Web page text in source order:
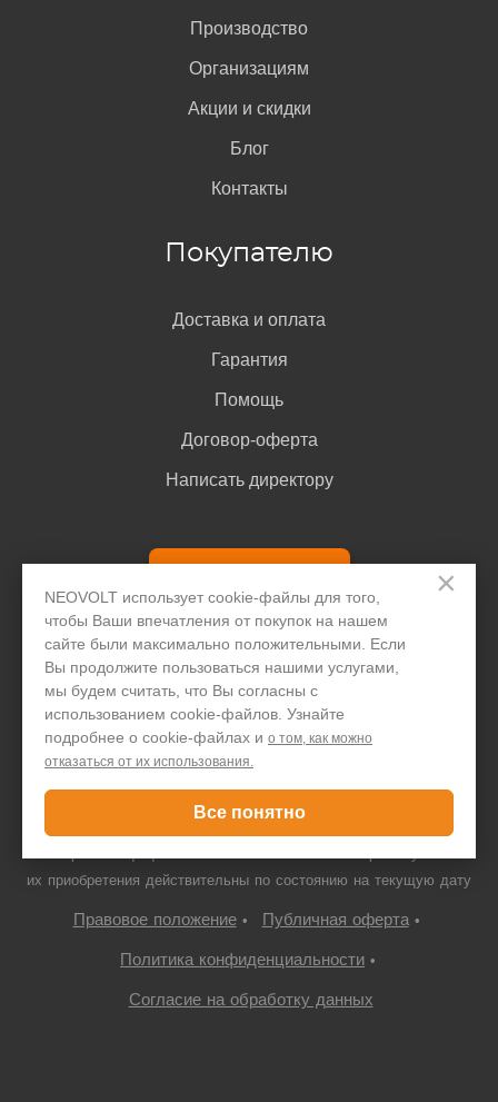
×
NEOVOLT использует cookie-файлы для того,
чтобы Ваши впечатления от покупок на нашем
сайте были максимально положительными. Если
Вы продолжите пользоваться нашими услугами,
мы будем считать, что Вы согласны с
использованием cookie-файлов. Узнайте
подробнее о cookie-файлах и о том, как можно
отказаться от их использования.
Все понятно
Производство
Организациям
Акции и скидки
Блог
Контакты
Покупателю
Доставка и оплата
Гарантия
Помощь
Договор-оферта
Написать директору
+7 495 646 1257
Только для юридических лиц
© ООО "ПДА ПАРТ" 2008-
7719667766/772201001, 109052 г. Москва, Автомобильный проезд,
их приобретения действительны по состоянию на текущую дату
Правовое положение• Публичная оферта•
Политика конфиденциальности •
Согласие на обработку данных